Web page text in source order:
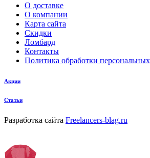
О доставке
О компании
Карта сайта
Скидки
Ломбард
Контакты
Политика обработки
Акции
Статьи
Разработка сайта Freelancers-blag.ru